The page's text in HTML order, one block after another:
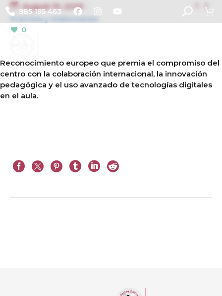
985 195 463  
August 10, 2025
Premios y Distinciones
0
Reconocimiento europeo que premia el compromiso del
centro con la colaboración internacional, la innovación
pedagógica y el uso avanzado de tecnologías digitales
en el aula.